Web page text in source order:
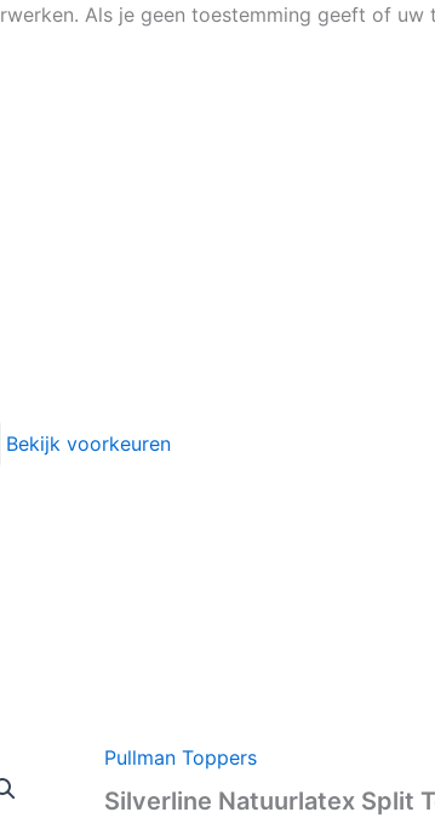
Als je geen toestemming geeft of
Bekijk voorkeuren
Pullman Toppers
Silverline Natuurlatex Split